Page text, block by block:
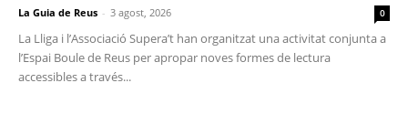
La Guia de Reus - 3 agost, 2026 0
La Lliga i l’Associació Supera’t han organitzat una activitat conjunta a
l’Espai Boule de Reus per apropar noves formes de lectura
accessibles a través...